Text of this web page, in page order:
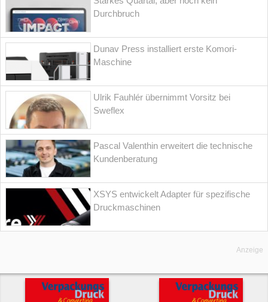
Durchbruch
Dunav Press installiert erste Komori-
Maschine
Ulrik Fauhlér übernimmt Vorsitz bei
Sweflex
Pascal Valenthin erweitert die technische
Kundenberatung
XSYS entwickelt Adapter für spezifische
Druckmaschinen
Anzeige